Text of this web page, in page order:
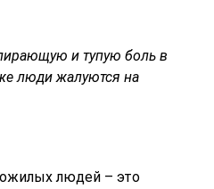
и тупую боль в
люди жалуются на
людей – это